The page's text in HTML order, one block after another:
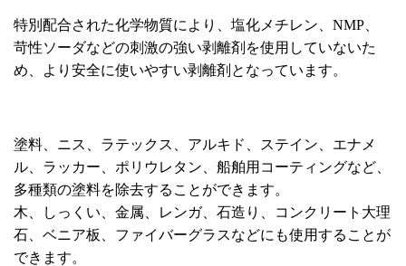
特別配合された化学物質により、塩化メチレン、NMP、
苛性ソーダなどの刺激の強い剥離剤を使用していないた
め、より安全に使いやすい剥離剤となっています。
塗料、ニス、ラテックス、アルキド、ステイン、エナメ
ル、ラッカー、ポリウレタン、船舶用コーティングなど、
多種類の塗料を除去することができます。
木、しっくい、金属、レンガ、石造り、コンクリート大理
石、ベニア板、ファイバーグラスなどにも使用することが
できます。